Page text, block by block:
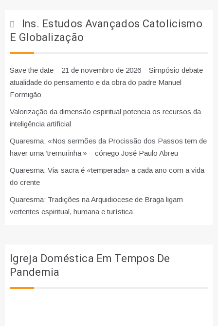
Ins. Estudos Avançados Catolicismo
E Globalização
Save the date – 21 de novembro de 2026 – Simpósio debate
atualidade do pensamento e da obra do padre Manuel
Formigão
Valorização da dimensão espiritual potencia os recursos da
inteligência artificial
Quaresma: «Nos sermões da Procissão dos Passos tem de
haver uma ‘tremurinha’» – cónego José Paulo Abreu
Quaresma: Via-sacra é «temperada» a cada ano com a vida
do crente
Quaresma: Tradições na Arquidiocese de Braga ligam
vertentes espiritual, humana e turística
Igreja Doméstica Em Tempos De
Pandemia